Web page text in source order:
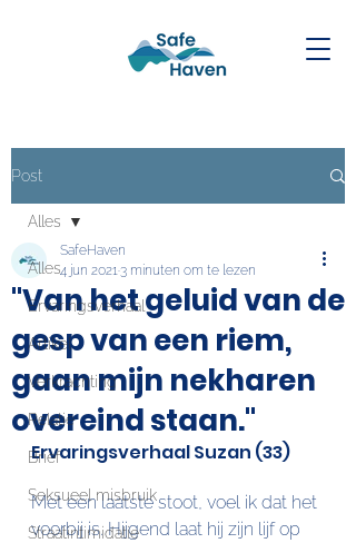
Post
Alles
Ervaringsverhaal
Artikel
Verkrachting
Relatie
Brief
Seksueel misbruik
Straatintimidatie
Alles
"Van het geluid van de
gesp van een riem,
gaan mijn nekharen
overeind staan."
SafeHaven
4 jun 20213 minuten om te lezen
Ervaringsverhaal Suzan (33)
Met een laatste stoot, voel ik dat het
voorbij is. Hijgend laat hij zijn lijf op